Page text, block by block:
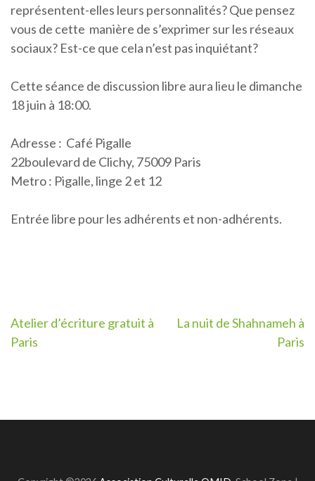
représentent-elles leurs personnalités? Que pensez
vous de cette manière de s’exprimer sur les réseaux
sociaux? Est-ce que cela n’est pas inquiétant?
Cette séance de discussion libre aura lieu le dimanche
18 juin à 18:00.
Adresse : Café Pigalle
22boulevard de Clichy, 75009 Paris
Metro : Pigalle, linge 2 et 12
Entrée libre pour les adhérents et non-adhérents.
Post
navigation
Atelier d’écriture gratuit à
Paris
La nuit de Shahnameh à
Paris